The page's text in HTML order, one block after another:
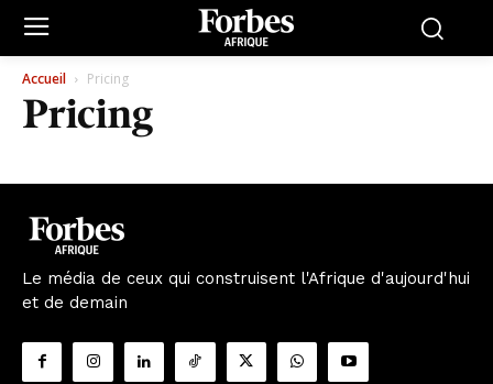
Accueil Pricing
Pricing
Le média de ceux qui construisent l'Afrique d'aujourd'hui
et de demain